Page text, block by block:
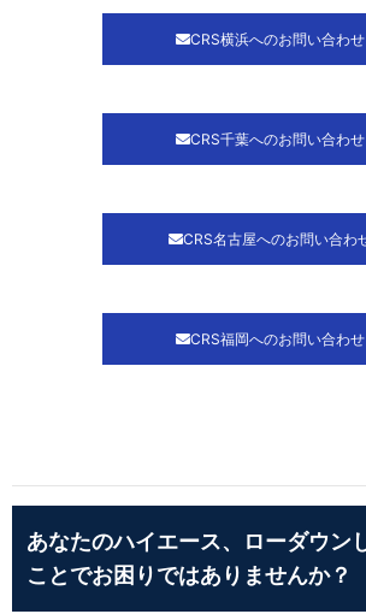
CRS横浜へのお問い合わせ
CRS千葉へのお問い合わせ
CRS名古屋へのお問い合わ
CRS福岡へのお問い合わせ
あなたのハイエース、ローダウン
ことでお困りではありませんか？